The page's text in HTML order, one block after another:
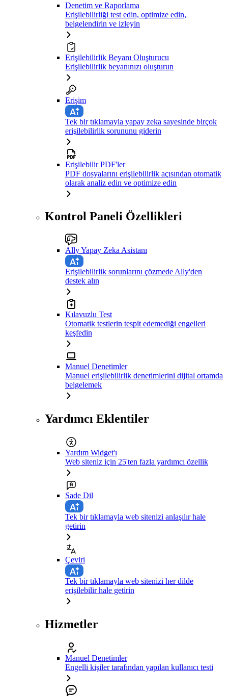
Denetim ve Raporlama
Erişilebilirliği test edin, optimize edin,
belgelendirin ve izleyin
Erişilebilirlik Beyanı Oluşturucu
Erişilebilirlik beyanınızı oluşturun
Erişim
Tek bir tıklamayla yapay zeka sayesinde birçok
erişilebilirlik sorununu giderin
Erişilebilir PDF'ler
PDF dosyalarını erişilebilirlik açısından otomatik
olarak analiz edin ve optimize edin
Kontrol Paneli Özellikleri
Ally Yapay Zeka Asistanı
Erişilebilirlik sorunlarını çözmede Ally'den
destek alın
Kılavuzlu Test
Otomatik testlerin tespit edemediği engelleri
keşfedin
Manuel Denetimler
Manuel erişilebilirlik denetimlerini dijital ortamda
belgelemek
Yardımcı Eklentiler
Yardım Widget'ı
Web siteniz için 25'ten fazla yardımcı özellik
Sade Dil
Tek bir tıklamayla web sitenizi anlaşılır hale
getirin
Çeviri
Tek bir tıklamayla web sitenizi her dilde
erişilebilir hale getirin
Hizmetler
Manuel Denetimler
Engelli kişiler tarafından yapılan kullanıcı testi